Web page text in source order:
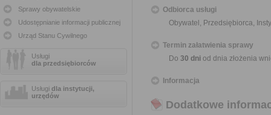
Sprawy obywatelskie
Udostępnianie informacji publicznej
Urząd Stanu Cywilnego
Usługi
dla przedsiębiorców
Usługi dla instytucji,
urzędów
Odbiorca usługi
Obywatel, Przedsiębiorca,
Termin załatwienia sprawy
Do 30 dni od dnia złożenia
Informacja
Dodatkowe